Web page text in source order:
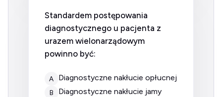
Standardem postępowania
diagnostycznego u pacjenta z
urazem wielonarządowym
powinno być:
A diagnostyczne nakłucie opłucnej
B
diagnostyczne nakłucie jamy